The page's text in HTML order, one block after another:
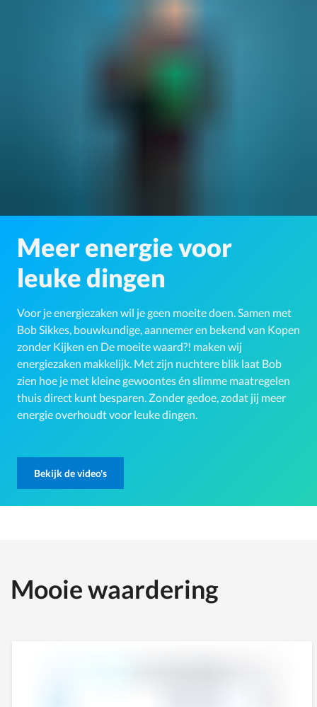
Meer energie voor
leuke dingen
Voor je energiezaken wil je geen moeite doen. Samen met
Bob Sikkes, bouwkundige, aannemer en bekend van Kopen
zonder Kijken en De moeite waard?! maken wij
energiezaken makkelijk. Met zijn nuchtere blik laat Bob
zien hoe je met kleine gewoontes én slimme maatregelen
thuis direct kunt besparen. Zonder gedoe, zodat jij meer
energie overhoudt voor leuke dingen.
Bekijk de video's
Mooie waardering